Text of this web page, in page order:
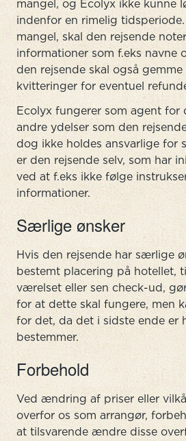
mangel, og Ecolyx ikke kunne
indenfor en rimelig
mangel, skal den rejsende
informationer som f.eks navne
den rejsende skal også gemme
kvitteringer for eventuel
Ecolyx fungerer som agent for
andre ydelser som den
dog ikke holdes ansvarlige for
er den rejsende selv, som har
ved at f.eks ikke følge
informationer.
Særlige ønsker
Hvis den rejsende har særlige
bestemt placering på hotellet,
værelset eller sen check-ud,
for at dette skal fungere, men
for det, da det i sidste ende er
bestemmer.
Forbehold
Ved ændring af priser eller
overfor os som arrangør,
at tilsvarende ændre disse